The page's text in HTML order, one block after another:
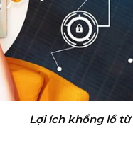
Lợi ích khổng lồ từ